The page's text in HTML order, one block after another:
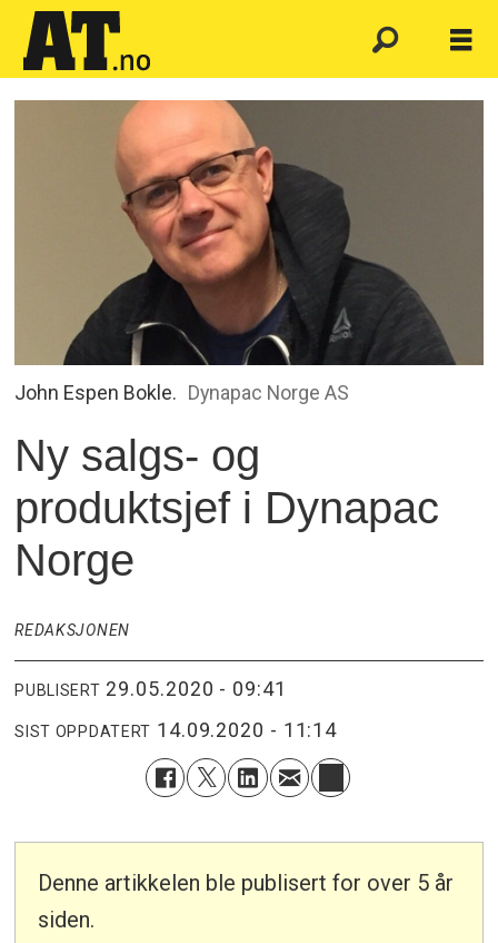
John Espen Bokle. Dynapac Norge AS
Ny salgs- og
produktsjef i Dynapac
Norge
REDAKSJONEN
PUBLISERT 29.05.2020 - 09:41
SIST OPPDATERT 14.09.2020 - 11:14
Denne artikkelen ble publisert for over 5 år
siden.